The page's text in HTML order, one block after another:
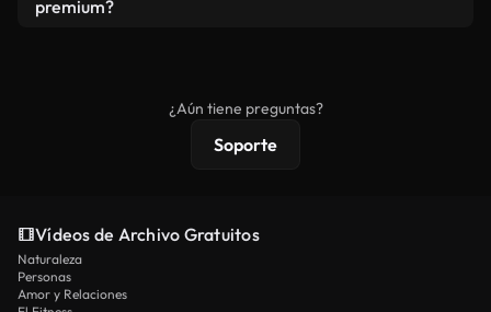
premium?
protecciones de licencia extendidas.
¿Aún tiene preguntas?
Soporte
Vídeos de Archivo Gratuitos
Naturaleza
Personas
Amor y Relaciones